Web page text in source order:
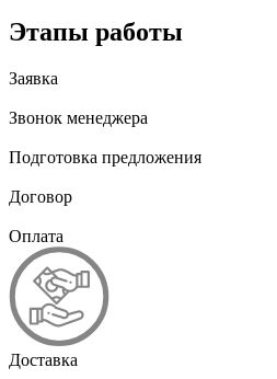
Этапы работы
Заявка
Звонок менеджера
Подготовка предложения
Договор
Оплата
Доставка